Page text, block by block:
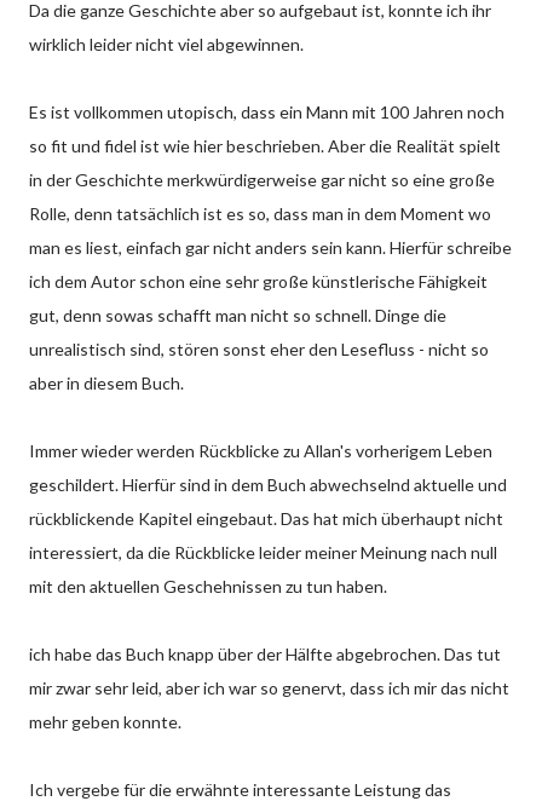
Da die ganze Geschichte aber so aufgebaut ist, konnte ich ihr
wirklich leider nicht viel abgewinnen.
Es ist vollkommen utopisch, dass ein Mann mit 100 Jahren noch
so fit und fidel ist wie hier beschrieben. Aber die Realität spielt
in der Geschichte merkwürdigerweise gar nicht so eine große
Rolle, denn tatsächlich ist es so, dass man in dem Moment wo
man es liest, einfach gar nicht anders sein kann. Hierfür schreibe
ich dem Autor schon eine sehr große künstlerische Fähigkeit
gut, denn sowas schafft man nicht so schnell. Dinge die
unrealistisch sind, stören sonst eher den Lesefluss - nicht so
aber in diesem Buch.
Immer wieder werden Rückblicke zu Allan's vorherigem Leben
geschildert. Hierfür sind in dem Buch abwechselnd aktuelle und
rückblickende Kapitel eingebaut. Das hat mich überhaupt nicht
interessiert, da die Rückblicke leider meiner Meinung nach null
mit den aktuellen Geschehnissen zu tun haben.
ich habe das Buch knapp über der Hälfte abgebrochen. Das tut
mir zwar sehr leid, aber ich war so genervt, dass ich mir das nicht
mehr geben konnte.
Ich vergebe für die erwähnte interessante Leistung das